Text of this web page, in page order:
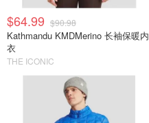
$64.99 $90.98
Kathmandu KMDMerino 长袖保暖内
衣
THE ICONIC